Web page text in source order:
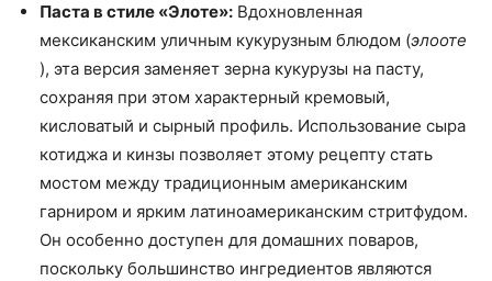
Паста в стиле «Элоте»: Вдохновленная
мексиканским уличным кукурузным блюдом (элооте
), эта версия заменяет зерна кукурузы на пасту,
сохраняя при этом характерный кремовый,
кисловатый и сырный профиль. Использование сыра
котиджа и кинзы позволяет этому рецепту стать
мостом между традиционным американским
гарниром и ярким латиноамериканским стритфудом.
Он особенно доступен для домашних поваров,
поскольку большинство ингредиентов являются